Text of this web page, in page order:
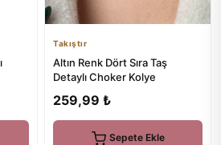
Takıştır
Altın Renk Dört Sıra Taş
Detaylı Choker Kolye
259,99 ₺
Sepete Ekle